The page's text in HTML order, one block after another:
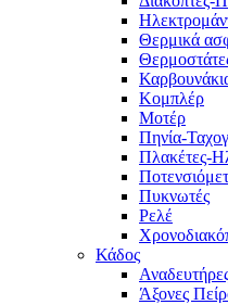
Θερμικά
Κομπλέρ
Μοτέρ
Πηνία-
Πλακέτες-
Πυκνωτές
Ρελέ
Κάδος
Άξονες